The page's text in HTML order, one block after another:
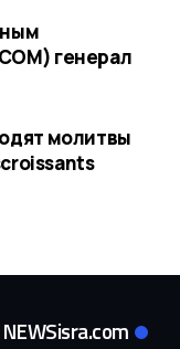
генерал
молитвы